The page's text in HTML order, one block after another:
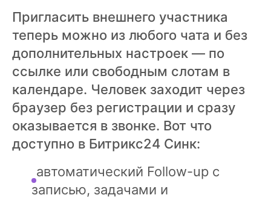
Пригласить внешнего участника
теперь можно из любого чата и без
дополнительных настроек — по
ссылке или свободным слотам в
календаре. Человек заходит через
браузер без регистрации и сразу
оказывается в звонке. Вот что
доступно в Битрикс24 Синк:
автоматический Follow-up с
записью, задачами и